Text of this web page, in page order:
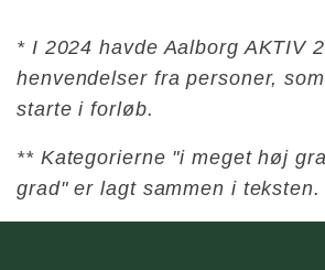
* I 2024 havde Aalborg AKTIV
henvendelser fra personer,
starte i forløb.
** Kategorierne "i meget høj
grad" er lagt sammen i teksten.